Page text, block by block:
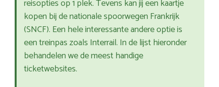
reisopties op 1 plek. Tevens kan jij een kaartje
kopen bij de nationale spoorwegen Frankrijk
(SNCF). Een hele interessante andere optie is
een treinpas zoals Interrail. In de lijst hieronder
behandelen we de meest handige
ticketwebsites.